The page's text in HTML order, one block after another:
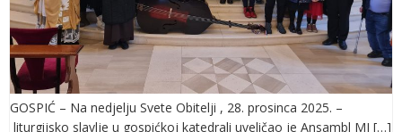
GOSPIĆ – Na nedjelju Svete Obitelji , 28. prosinca 2025. –
liturgijsko slavlje u gospićkoj katedrali uveličao je Ansambl MI […]